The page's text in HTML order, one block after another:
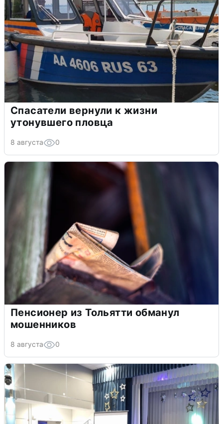
Спасатели вернули к жизни
утонувшего пловца
8 августа 0
Пенсионер из Тольятти обманул
мошенников
8 августа 0